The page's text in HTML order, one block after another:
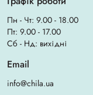
Пн - Чт: 9.00 - 18.00
Пт: 9.00 - 17.00
Сб - Нд: вихідні
Email
info@chila.ua